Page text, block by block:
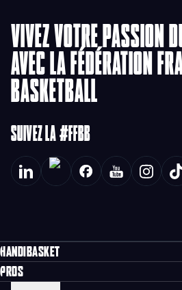
VIVEZ VOTRE PASSION
AVEC LA FÉDÉRATION
BASKETBALL
SUIVEZ LA #FFBB
HANDIBASKET
PROS